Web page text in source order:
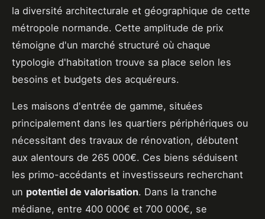
la diversité architecturale et géographique de cette
métropole normande. Cette amplitude de prix
témoigne d'un marché structuré où chaque
typologie d'habitation trouve sa place selon les
besoins et budgets des acquéreurs.
Les maisons d'entrée de gamme, situées
principalement dans les quartiers périphériques ou
nécessitant des travaux de rénovation, débutent
aux alentours de 265 000€. Ces biens séduisent
les primo-accédants et investisseurs recherchant
un potentiel de valorisation. Dans la tranche
médiane, entre 400 000€ et 700 000€, se